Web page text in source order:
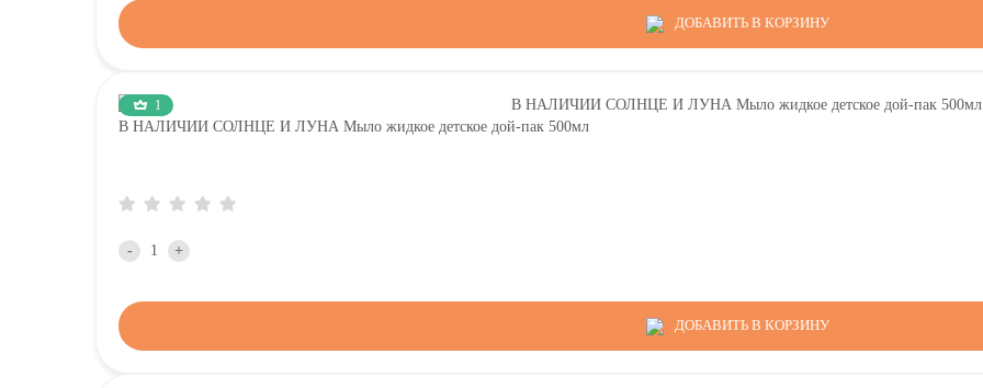
ДОБАВИТЬ В КОРЗИНУ
1
В НАЛИЧИИ СОЛНЦЕ И ЛУНА Мыло жидкое детское дой-пак 500мл
- +
ДОБАВИТЬ В КОРЗИНУ